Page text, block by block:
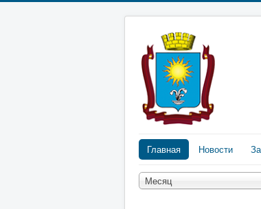
Главная Новости
Месяц